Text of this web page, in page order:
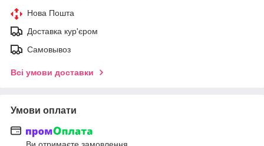
Нова Пошта
Доставка кур'єром
Самовывоз
Всі умови доставки
Умови оплати